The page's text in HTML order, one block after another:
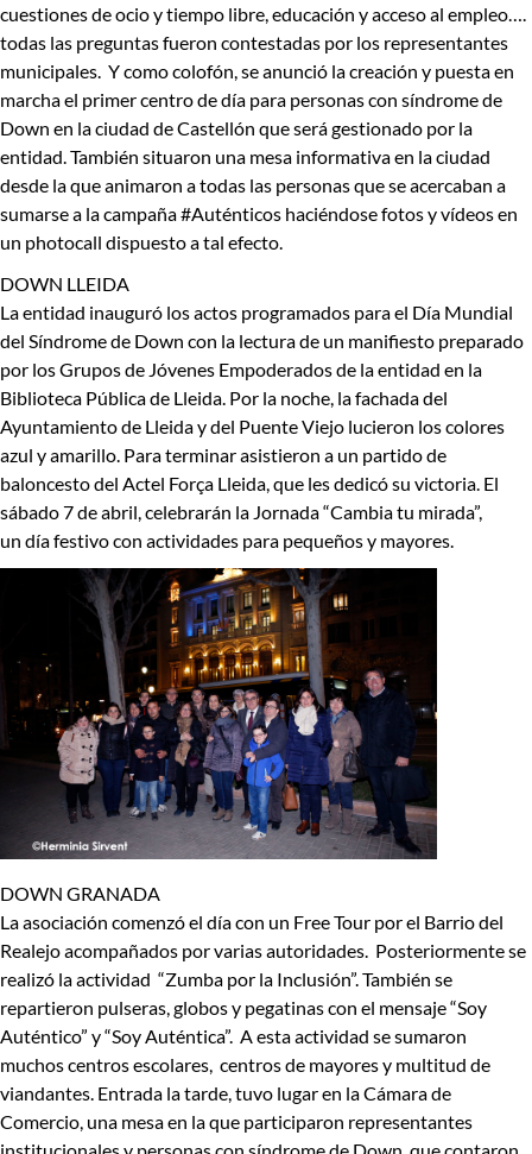
cuestiones de ocio y tiempo libre, educación y acceso al empleo….
todas las preguntas fueron contestadas por los representantes
municipales. Y como colofón, se anunció la creación y puesta en
marcha el primer centro de día para personas con síndrome de
Down en la ciudad de Castellón que será gestionado por la
entidad. También situaron una mesa informativa en la ciudad
desde la que animaron a todas las personas que se acercaban a
sumarse a la campaña #Auténticos haciéndose fotos y vídeos en
un photocall dispuesto a tal efecto.
DOWN LLEIDA
La entidad inauguró los actos programados para el Día Mundial
del Síndrome de Down con la lectura de un manifiesto preparado
por los Grupos de Jóvenes Empoderados de la entidad en la
Biblioteca Pública de Lleida. Por la noche, la fachada del
Ayuntamiento de Lleida y del Puente Viejo lucieron los colores
azul y amarillo. Para terminar asistieron a un partido de
baloncesto del Actel Força Lleida, que les dedicó su victoria. El
sábado 7 de abril, celebrarán la Jornada “Cambia tu mirada”,
un día festivo con actividades para pequeños y mayores.
DOWN GRANADA
La asociación comenzó el día con un Free Tour por el Barrio del
Realejo acompañados por varias autoridades. Posteriormente se
realizó la actividad “Zumba por la Inclusión”. También se
repartieron pulseras, globos y pegatinas con el mensaje “Soy
Auténtico” y “Soy Auténtica”. A esta actividad se sumaron
muchos centros escolares, centros de mayores y multitud de
viandantes. Entrada la tarde, tuvo lugar en la Cámara de
Comercio, una mesa en la que participaron representantes